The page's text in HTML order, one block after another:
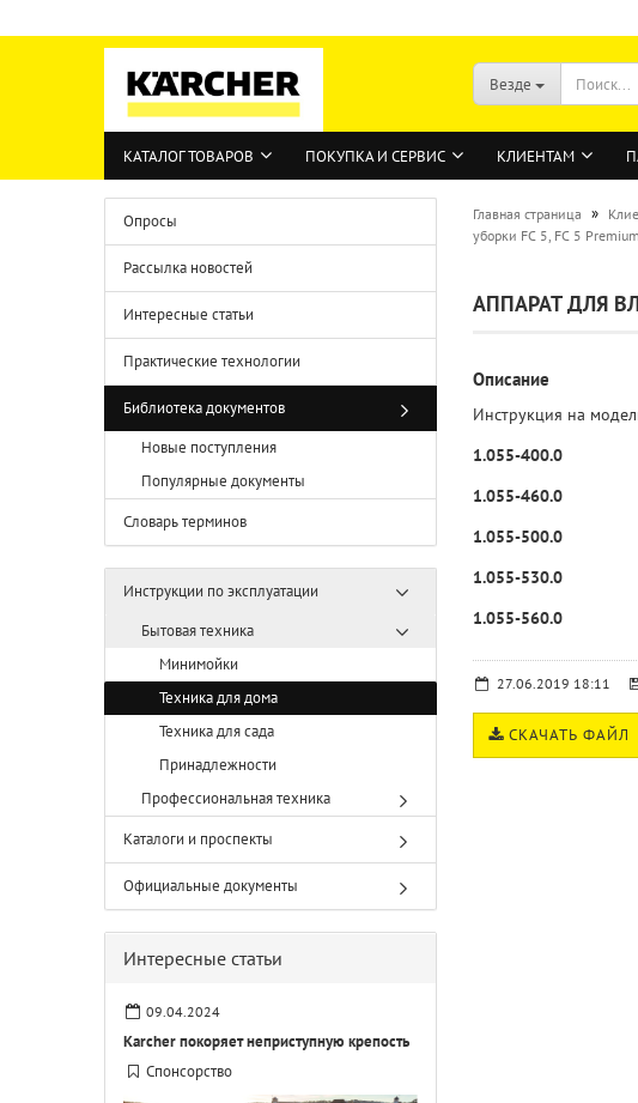
Везде
КАТАЛОГ ТОВАРОВ ПОКУПКА И СЕРВИС КЛИЕНТАМ
Главная страница »
уборки FC 5, FC 5 Premium
АППАРАТ ДЛЯ
Описание
Инструкция на
1.055-400.0
1.055-460.0
1.055-500.0
1.055-530.0
1.055-560.0
27.06.2019 18:11
СКАЧАТЬ ФАЙЛ
Опросы
Рассылка новостей
Интересные статьи
Практические технологии
Библиотека документов
Новые поступления
Популярные документы
Словарь терминов
Инструкции по эксплуатации
Бытовая техника
Минимойки
Техника для дома
Техника для сада
Принадлежности
Профессиональная техника
Каталоги и проспекты
Официальные документы
Интересные статьи
09.04.2024
Karcher покоряет неприступную крепость
Спонсорство